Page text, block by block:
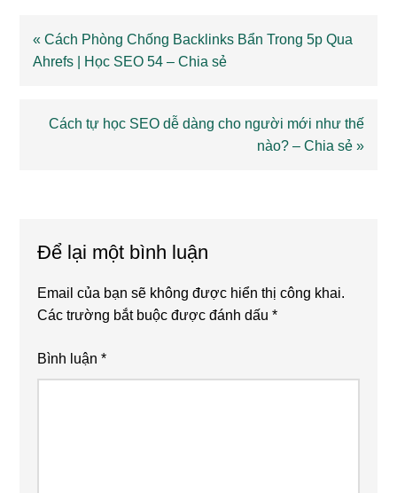
Previous
Post:
« Cách Phòng Chống Backlinks Bẩn Trong 5p Qua
Ahrefs | Học SEO 54 – Chia sẻ
Next
Cách tự học SEO dễ dàng cho người mới như thế
nào? – Chia sẻ »
Để lại một bình luận
Email của bạn sẽ không được hiển thị công khai.
Các trường bắt buộc được đánh dấu*
Bình luận*